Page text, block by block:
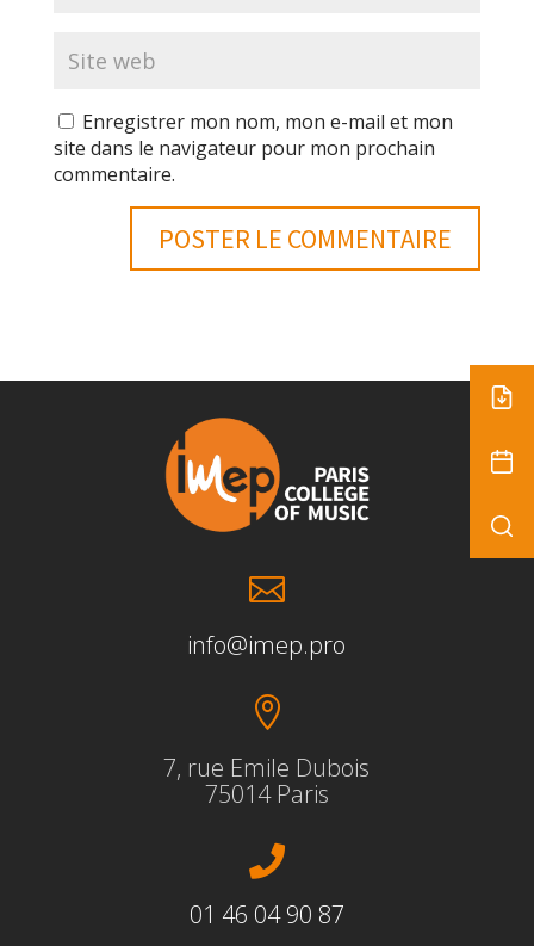
Enregistrer mon nom, mon e-mail et mon
site dans le navigateur pour mon prochain
commentaire.

info@imep.pro

7, rue Emile Dubois
75014 Paris

01 46 04 90 87